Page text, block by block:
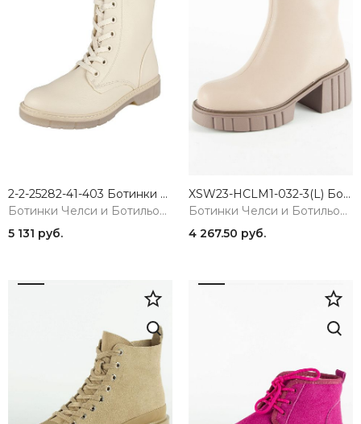
2-2-25282-41-403 Ботинки женские Marco Tozzi
Ботинки Челси и Ботильоны
5 131 руб.
XSW23-HCLM1-032-3(L) Ботинки женские Covani
Ботинки Челси и Ботильоны
4 267.50 руб.